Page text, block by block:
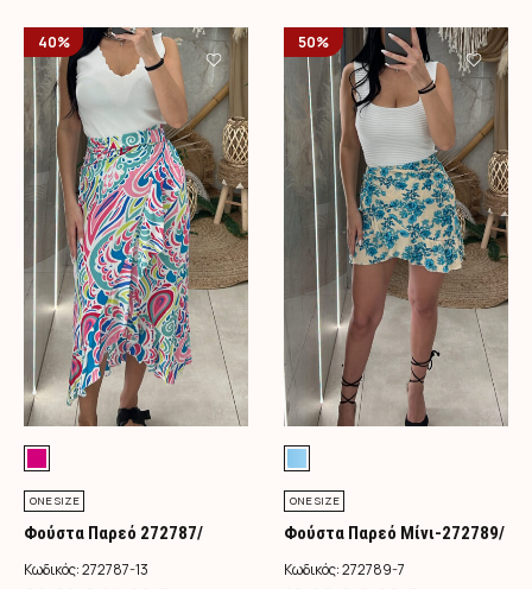
40%
ONE SIZE
Φούστα Παρεό 272787/
Φούξια
Κωδικός:272787-13
50%
ONE SIZE
Φούστα Παρεό Μίνι-272789/
Τιρκουάζ
Κωδικός:272789-7